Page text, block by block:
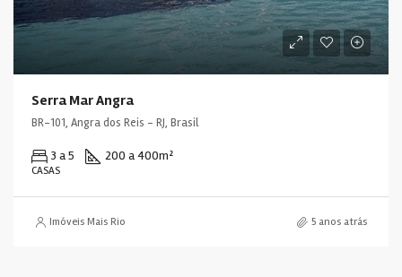
Serra Mar Angra
BR-101, Angra dos Reis - RJ, Brasil
3 a 5 200 a 400m²
CASAS
Imóveis Mais Rio 5 anos atrás